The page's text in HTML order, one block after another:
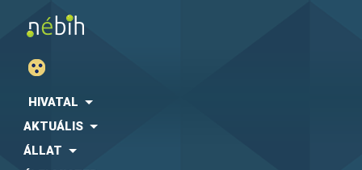
HIVATAL
AKTUÁLIS
ÁLLAT